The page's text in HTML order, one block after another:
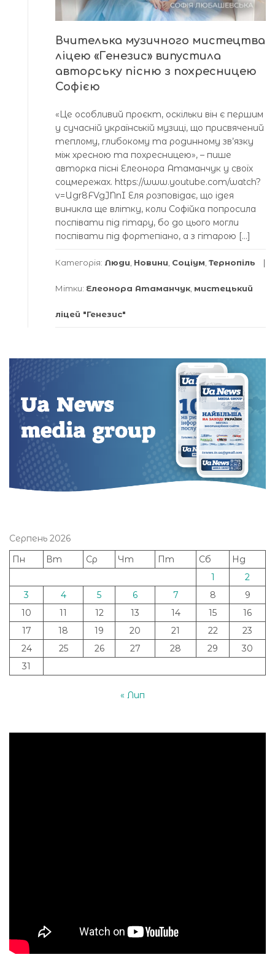
Вчителька музичного мистецтва
ліцею «Генезис» випустила
авторську пісню з похресницею
Софією
«Це особливий проєкт, оскільки він є першим
у сучасній українській музиці, що присвячений
теплому, глибокому та родинному зв’язку
між хресною та похресницею», – пише
авторка пісні Елеонора Атаманчук у своїх
соцмережах. https://www.youtube.com/watch?
v=Ugr8FVgJNnI Еля розповідає, що ідея
виникла ще влітку, коли Софійка попросила
поспівати під гітару, бо до цього могли
поспівати під фортепіано, а з гітарою […]
Категорія: Люди Новини Соціум Тернопіль
Мітки: Елеонора Атаманчук мистецький
ліцей "Генезис"
Серпень 2026
Пн
Вт Ср Чт Пт Сб
Нд
1
2
3
4 5 6 7 8
9
10
11 12 13 14 15
16
17
18 19 20 21 22
23
24
25 26 27 28 29
30
31
« Лип